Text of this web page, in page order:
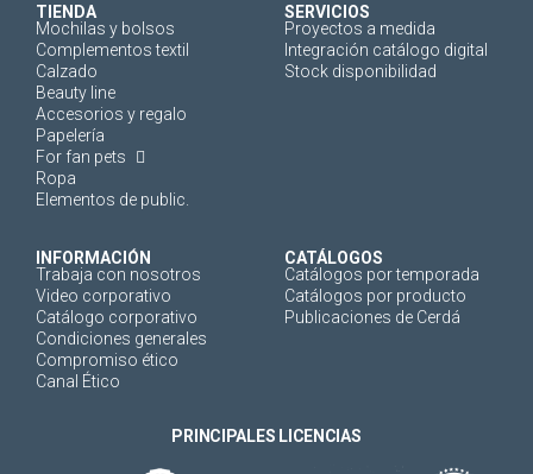
TIENDA
Mochilas y bolsos
Complementos textil
Calzado
Beauty line
Accesorios y regalo
Papelería
For fan pets
Ropa
Elementos de public.
SERVICIOS
Proyectos a medida
Integración catálogo digital
Stock disponibilidad
INFORMACIÓN
Trabaja con nosotros
Video corporativo
Catálogo corporativo
Condiciones generales
Compromiso ético
Canal Ético
CATÁLOGOS
Catálogos por temporada
Catálogos por producto
Publicaciones de Cerdá
PRINCIPALES LICENCIAS